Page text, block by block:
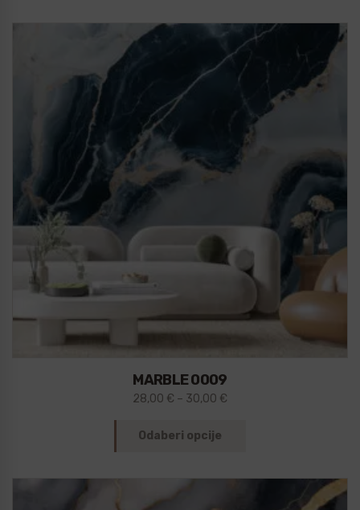
MARBLE 0009
28,00 € – 30,00 €
Odaberi opcije